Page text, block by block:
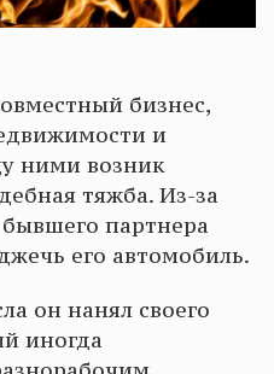
бизнес,
и
ними возник
тяжба. Из-за
партнера
его автомобиль.
он нанял своего
иногда